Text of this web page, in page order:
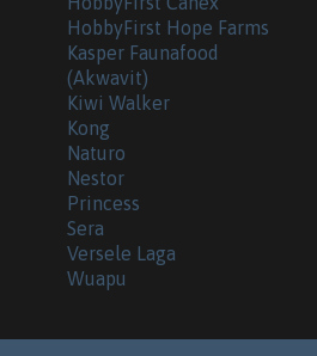
HobbyFirst Hope Farms
Kasper Faunafood
(Akwavit)
Kiwi Walker
Kong
Naturo
Nestor
Princess
Sera
Versele Laga
Wuapu